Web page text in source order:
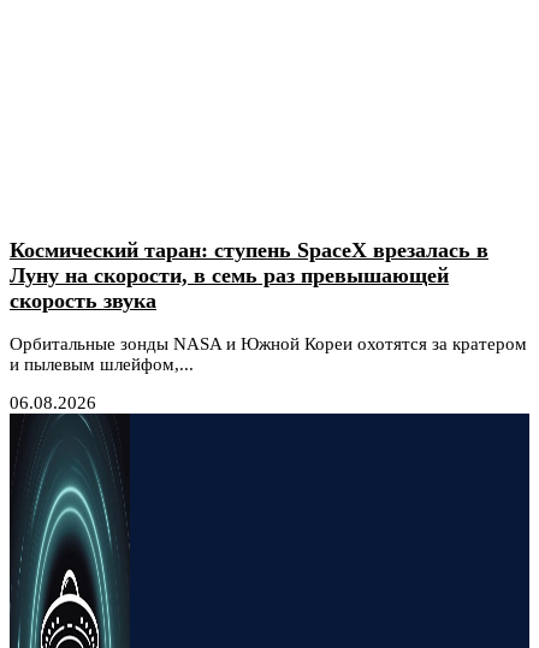
Космический таран: ступень SpaceX врезалась в
Луну на скорости, в семь раз превышающей
скорость звука
Орбитальные зонды NASA и Южной Кореи охотятся за кратером
и пылевым шлейфом,...
06.08.2026